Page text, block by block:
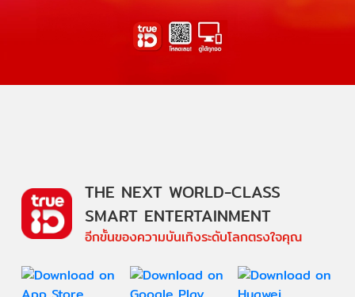
THE NEXT WORLD-CLASS
SMART ENTERTAINMENT
อีกขั้นของความบันเทิงระดับโลกตรงใจคุณ